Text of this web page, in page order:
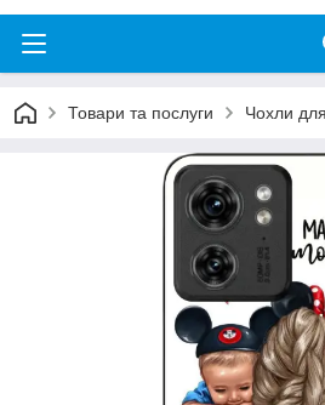
Товари та послуги Чохли